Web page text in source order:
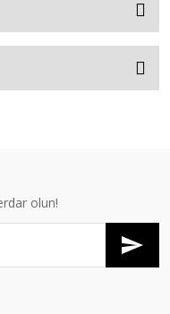
olun!